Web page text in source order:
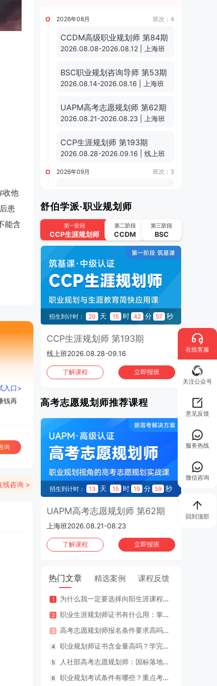
收他
患
能含
入口>
钱再
询
线咨询 >
报考条件
大学以上学历
8年以上工作经验或30
授课形式/时长
线上版 3周深度研习
实时视频直播授课+学习群沟通，互动参与频次；
研讨会案例研习+专题督导，深度理解课程内容；
课程回放功能助您深度消化每一个重点难点；
班次：4
2026年08月
CCDM高级职业规划师 第84期
2026.08.08-2026.08.12 | 上海班
BSC职业规划咨询导师 第53期
2026.08.14-2026.08.16 | 上海班
UAPM高考志愿规划师 第62期
2026.08.21-2026.08.23 | 上海班
CCP生涯规划师 第193期
2026.08.28-2026.09.16 | 线上班
班次：3
2026年09月
2026.09.01-2026.09.24 | 线上班
CCP生涯规划师 第194期
2026.09.11-2026.09.30 | 线上班
UAPM高考志愿规划师 第64期
2026.09.22-2026.10.15 | 线上班
班次：4
2026年10月
CCP生涯规划师 第195期
2026.10.02-2026.10.21 | 线上班
UAPM高考志愿规划师 第65期
2026.10.13-2026.11.05 | 线上班
CCP生涯规划师 第196期
2026.10.30-2026.11.01 | 上海班
舒伯学派·职业规划师
第一阶段
CCP生涯规划师
第二阶段
CCDM
第三阶段
BSC
招生到计时： 20 天 15 时 42 分 56 秒
CCP生涯规划师 第193期
线上班2026.08.28-09.16
了解课程 立即报班
上
高考志愿规划师推荐课程
招生到计时： 13 天 15 时 19 分 58 秒
UAPM高考志愿规划师 第62期
上海班2026.08.21-08.23
了解课程 立即报班
热门文章 精选案例 课程反馈
为什么我一定要选择向阳生涯课程体系？七大核心理由
职业生涯规划师证书有什么用：掌握专业知识与技能，助人也助己！
高考志愿规划师报名条件要求高吗？专业认证在哪里考？
职业规划师证书含金量高吗？学完好找工作吗？
人社部高考志愿规划师：国标落地，从业标准更明确，持证执业不可少
职业规划考试条件有哪些？重点考什么？
在线客服
关注公众号
意见反馈
服务热线
微信咨询
回到顶部